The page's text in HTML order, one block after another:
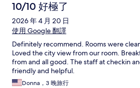
10/10 好極了
2026 年 4 月 20 日
使用 Google 翻譯
Definitely recommend. Rooms were
Loved the city view from our room.
from and all good. The staff at checkin
friendly and helpful.
Donna，3 晚旅行